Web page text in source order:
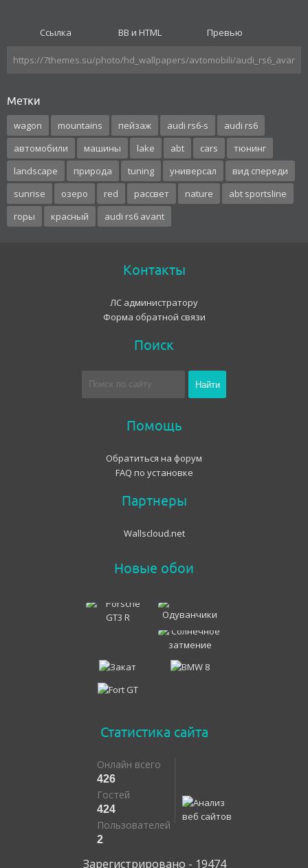
Ссылка BB и HTML Превью
Метки
wagon mountains пейзаж audi rs6-s
audi rs6
автомобили
машины lake abt cars
тюнинг
landscape
природа tuning универсал
вид спереди
sunrise
озеро red рассвет nature
abt sportsline
горы
красный audi rs6 avant
Контакты
ЛС администратору
Форма обратной связи
Поиск
Помощь
Обратиться на форум
FAQ по установке
Партнеры
Wallscloud.net
Новые обои
Статистика сайта
Онлайн всего
426
Гостей
424
Пользователей
2
Зарегистрировано - 19474